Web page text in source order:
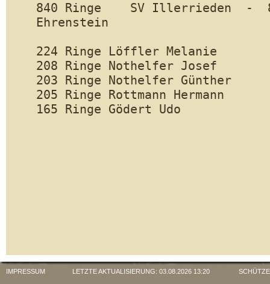
840 Ringe    SV Illerrieden  -
Ehrenstein
224 Ringe Löffler Melanie
208 Ringe Nothelfer Josef
203 Ringe Nothelfer Günther
205 Ringe Rottmann Hermann
165 Ringe Gödert Udo
IMPRESSUM LETZTE AKTUALISIERUNG: 03.08.2026 13:20